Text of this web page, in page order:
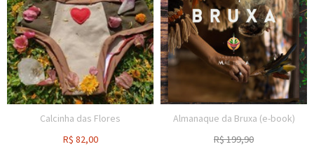
Calcinha das Flores
R$ 82,00
Almanaque da Bruxa (e-book)
R$199,90